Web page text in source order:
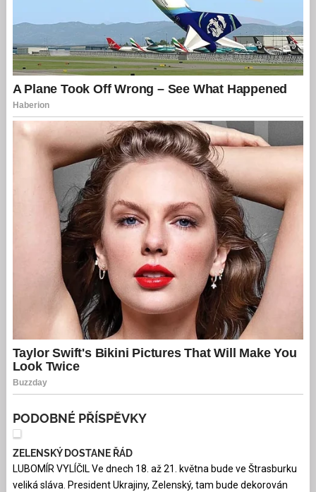
PODOBNÉ PŘÍSPĚVKY
ZELENSKÝ DOSTANE ŘÁD
LUBOMÍR VYLÍČIL Ve dnech 18. až 21. května bude ve Štrasburku
veliká sláva. President Ukrajiny, Zelenský, tam bude dekorován